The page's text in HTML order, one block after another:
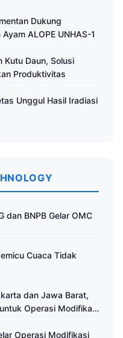
Dukung
ALOPE UNHAS-1
Kutu Daun, Solusi
Produktivitas
Unggul Hasil Iradiasi
dan BNPB Gelar OMC
Cuaca Tidak
dan Jawa Barat,
Operasi Modifikasi
Operasi Modifikasi